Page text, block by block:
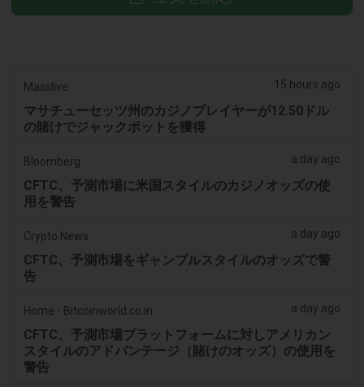
Masslive 15 hours ago
マサチューセッツ州のカジノプレイヤーが12.50ドル
の賭けでジャックポットを獲得
Bloomberg a day ago
CFTC、予測市場に米国スタイルのカジノオッズの使
用を警告
Crypto News a day ago
CFTC、予測市場をギャンブルスタイルのオッズで警
告
Home - Bitcoinworld.co.in a day ago
CFTC、予測市場プラットフォームに対しアメリカン
スタイルのアドバンテージ（賭けのオッズ）の使用を
警告